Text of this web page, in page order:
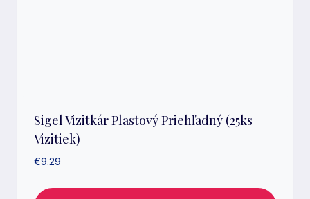
Sigel Vizitkár Plastový Priehľadný (25ks
Vizitiek)
€9.29